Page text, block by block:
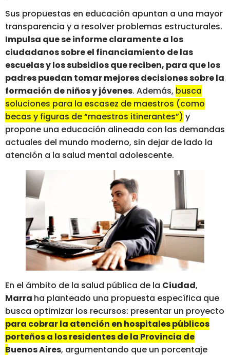
Sus propuestas en educación apuntan a una mayor
transparencia y a resolver problemas estructurales.
Impulsa que se informe claramente a los
ciudadanos sobre el financiamiento de las
escuelas y los subsidios que reciben, para que los
padres puedan tomar mejores decisiones sobre la
formación de niños y jóvenes. Además, busca
soluciones para la escasez de maestros (como
becas y figuras de “maestros itinerantes”) y
propone una educación alineada con las demandas
actuales del mundo moderno, sin dejar de lado la
atención a la salud mental adolescente.
En el ámbito de la salud pública de la Ciudad,
Marra ha planteado una propuesta específica que
busca optimizar los recursos: presentar un proyecto
para cobrar la atención en hospitales públicos
porteños a los residentes de la Provincia de
Buenos Aires, argumentando que un porcentaje